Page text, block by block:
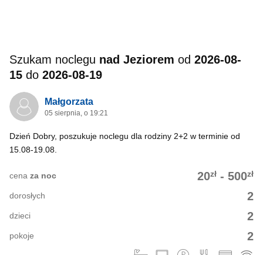
Szukam noclegu nad Jeziorem od 2026-08-
15 do 2026-08-19
Małgorzata
05 sierpnia, o 19:21
Dzień Dobry, poszukuje noclegu dla rodziny 2+2 w terminie od
15.08-19.08.
20zł - 500zł
cena za noc
2
dorosłych
2
dzieci
2
pokoje